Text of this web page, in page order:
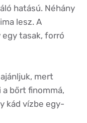
hatású. Néhány
lesz. A
tasak, forró
mert
bőrt finommá,
kád vízbe egy-